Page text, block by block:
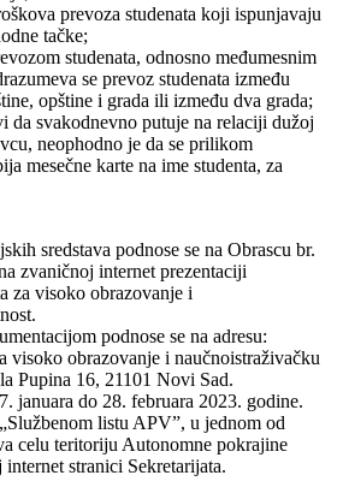
prevoza studenata koji ispunjavaju
tačke;
studenata, odnosno međumesnim
se prevoz studenata između
opštine i grada ili između dva grada;
da svakodnevno putuje na relaciji dužoj
neophodno je da se prilikom
mesečne karte na ime studenta, za
sredstava podnose se na Obrascu br.
zvaničnoj internet prezentaciji
za visoko obrazovanje i
podnose se na adresu:
visoko obrazovanje i naučnoistraživačku
Pupina 16, 21101 Novi Sad.
januara do 28. februara 2023. godine.
listu APV”, u jednom od
celu teritoriju Autonomne pokrajine
stranici Sekretarijata.